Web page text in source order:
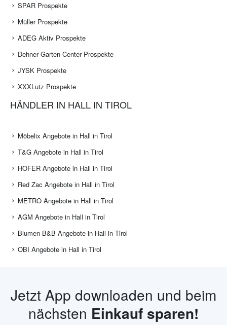
SPAR Prospekte
Müller Prospekte
ADEG Aktiv Prospekte
Dehner Garten-Center Prospekte
JYSK Prospekte
XXXLutz Prospekte
HÄNDLER IN HALL IN TIROL
Möbelix Angebote in Hall in Tirol
T&G Angebote in Hall in Tirol
HOFER Angebote in Hall in Tirol
Red Zac Angebote in Hall in Tirol
METRO Angebote in Hall in Tirol
AGM Angebote in Hall in Tirol
Blumen B&B Angebote in Hall in Tirol
OBI Angebote in Hall in Tirol
Jetzt App downloaden und beim
nächsten Einkauf sparen!